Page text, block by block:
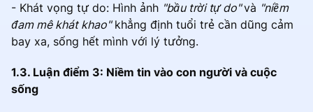
- Khát vọng tự do: Hình ảnh "bầu trời tự do"và "niềm
đam mê khát khao"khẳng định tuổi trẻ cần dũng cảm
bay xa, sống hết mình với lý tưởng.
1.3. Luận điểm 3: Niềm tin vào con người và cuộc
sống